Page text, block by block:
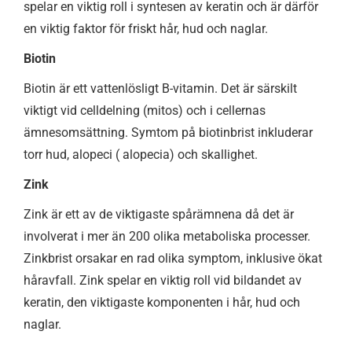
spelar en viktig roll i syntesen av keratin och är därför
en viktig faktor för friskt hår, hud och naglar.
Biotin
Biotin är ett vattenlösligt B-vitamin. Det är särskilt
viktigt vid celldelning (mitos) och i cellernas
ämnesomsättning. Symtom på biotinbrist inkluderar
torr hud, alopeci ( alopecia) och skallighet.
Zink
Zink är ett av de viktigaste spårämnena då det är
involverat i mer än 200 olika metaboliska processer.
Zinkbrist orsakar en rad olika symptom, inklusive ökat
håravfall. Zink spelar en viktig roll vid bildandet av
keratin, den viktigaste komponenten i hår, hud och
naglar.